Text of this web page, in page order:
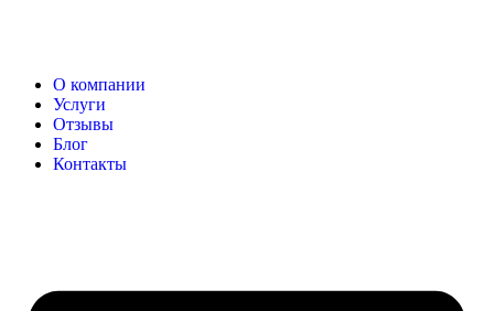
О компании
Услуги
Отзывы
Блог
Контакты